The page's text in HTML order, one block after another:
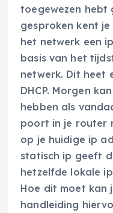
toegewezen hebt
gesproken kent
het netwerk een
basis van het
netwerk. Dit heet
DHCP. Morgen
hebben als
poort in je router
op je huidige ip
statisch ip geeft
hetzelfde lokale
Hoe dit moet kan
handleiding